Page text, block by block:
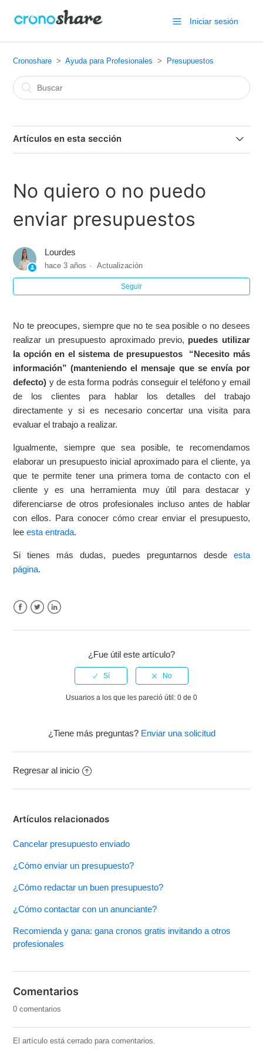
Iniciar sesión
Cronoshare Ayuda para Profesionales Presupuestos
Artículos en esta sección
Cancelar presupuesto enviado
No quiero o no puedo enviar presupuestos
¿Cómo enviar un presupuesto?
Opciones sobre el precio en el presupuesto
Presupuestos no enviados
No quiero o no puedo
enviar presupuestos
Lourdes
hace 3 años Actualización
Seguir
No te preocupes, siempre que no te sea posible o no desees
realizar un presupuesto aproximado previo, puedes utilizar
la opción en el sistema de presupuestos “Necesito más
información” (manteniendo el mensaje que se envía por
defecto) y de esta forma podrás conseguir el teléfono y email
de los clientes para hablar los detalles del trabajo
directamente y si es necesario concertar una visita para
evaluar el trabajo a realizar.
Igualmente, siempre que sea posible, te recomendamos
elaborar un presupuesto inicial aproximado para el cliente, ya
que te permite tener una primera toma de contacto con el
cliente y es una herramienta muy útil para destacar y
diferenciarse de otros profesionales incluso antes de hablar
con ellos. Para conocer cómo crear enviar el presupuesto,
leeesta entrada.
Si tienes más dudas, puedes preguntarnos desde esta
página.
¿Fue útil este artículo?
Usuarios a los que les pareció útil: 0 de 0
¿Tiene más preguntas? Enviar una solicitud
Regresar al inicio
Artículos relacionados
Cancelar presupuesto enviado
¿Cómo enviar un presupuesto?
¿Cómo redactar un buen presupuesto?
¿Cómo contactar con un anunciante?
Recomienda y gana: gana cronos gratis invitando a otros
profesionales
Comentarios
0 comentarios
El artículo está cerrado para comentarios.